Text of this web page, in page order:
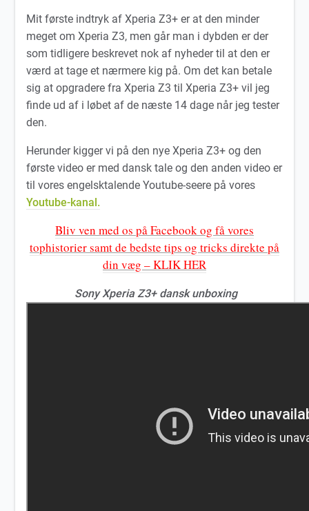
Mit første indtryk af Xperia Z3+ er at den minder
meget om Xperia Z3, men går man i dybden er der
som tidligere beskrevet nok af nyheder til at den er
værd at tage et nærmere kig på. Om det kan betale
sig at opgradere fra Xperia Z3 til Xperia Z3+ vil jeg
finde ud af i løbet af de næste 14 dage når jeg tester
den.
Herunder kigger vi på den nye Xperia Z3+ og den
første video er med dansk tale og den anden video er
til vores engelsktalende Youtube-seere på vores
Youtube-kanal.
Bliv ven med os på Facebook og få vores
tophistorier samt de bedste tips og tricks direkte på
din væg – KLIK HER
Sony Xperia Z3+ dansk unboxing